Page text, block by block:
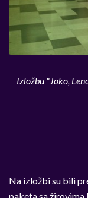
Izložbu "Joko,
Na izložbi su bili